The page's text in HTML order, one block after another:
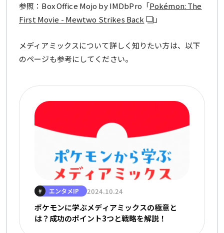
参照：Box Office Mojo by IMDbPro「Pokémon: The
First Movie - Mewtwo Strikes Back
」
メディアミックスについて詳しく知りたい方は、以下
のページも参考にしてください。
# エンタメIP 2024.10.24
ポケモンに学ぶメディアミックスの極意と
は？成功のポイント3つと戦略を解説！